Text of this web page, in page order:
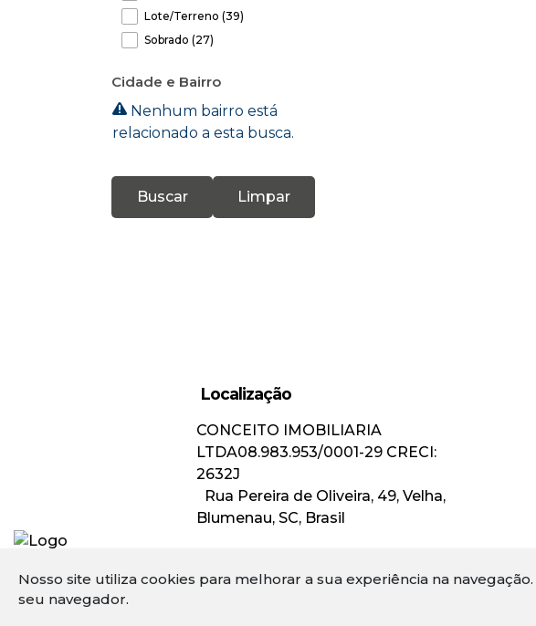
Nosso site utiliza cookies para melhorar a sua experiência na navegação.
seu navegador.
Lote/Terreno (39)
Sobrado (27)
Comercial (11)
Prédio (1)
Salas Comerciais (3)
Cidade e Bairro
Nenhum bairro está
relacionado a esta busca.
Buscar Limpar
Localização
CONCEITO IMOBILIARIA
LTDA08.983.953/0001-29 CRECI:
2632J
Rua Pereira de Oliveira, 49, Velha,
Blumenau, SC, Brasil